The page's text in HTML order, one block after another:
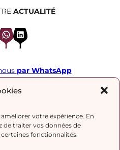
votre expérience. En
traiter vos données de
fonctionnalités.
ACTUALITÉ
WhatsApp LinkedIn
par WhatsApp
DIFFUSION